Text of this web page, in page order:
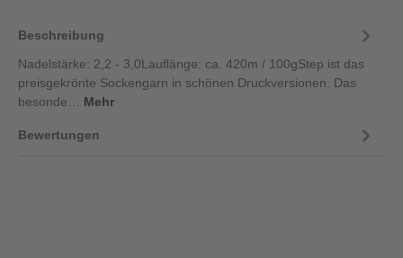
Beschreibung
Nadelstärke: 2,2 - 3,0Lauflänge: ca. 420m / 100gStep ist das
preisgekrönte Sockengarn in schönen Druckversionen. Das
besonde… Mehr
Bewertungen